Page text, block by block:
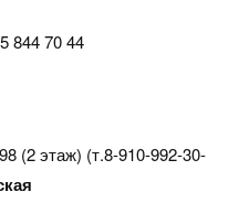
844 70 44
(2 этаж) (т.8-910-992-30-